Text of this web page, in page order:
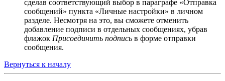
сделав соответствующий выбор в параграфе «Отправка
сообщений» пункта «Личные настройки» в личном
разделе. Несмотря на это, вы сможете отменить
добавление подписи в отдельных сообщениях, убрав
флажок Присоединить подпись в форме отправки
сообщения.
Вернуться к началу